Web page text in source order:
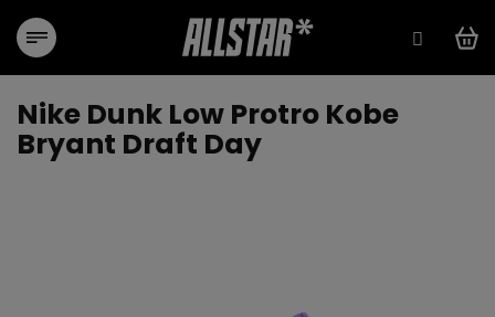
obsah
Nike Dunk Low Protro Kobe
Bryant Draft Day